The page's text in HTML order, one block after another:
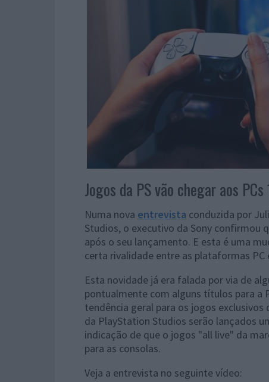
Jogos da PS vão chegar aos
Numa nova entrevista conduzida por
Studios, o executivo da Sony confirmou
após o seu lançamento. E esta é uma
certa rivalidade entre as plataformas
Esta novidade já era falada por via de
pontualmente com alguns títulos para a
tendência geral para os jogos
da PlayStation Studios serão lançados
indicação de que o jogos "all live" da
para as consolas.
Veja a entrevista no seguinte vídeo: